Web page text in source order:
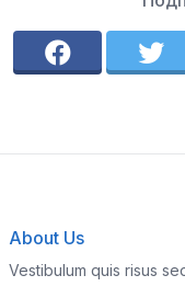
About Us
Vestibulum quis risus